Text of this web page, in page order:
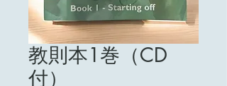
教則本1巻（CD
付）